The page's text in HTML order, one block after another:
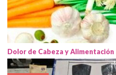
Dolor de Cabeza y Alimentación